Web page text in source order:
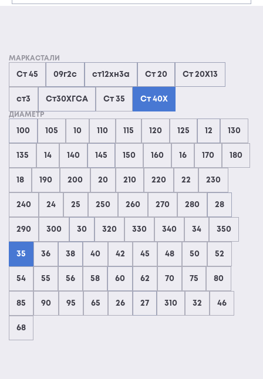
МАРКАСТАЛИ
Ст 45 09г2с ст12хн3а Ст 20 Ст 20Х13
ст3 Ст30ХГСА Ст 35 Ст 40Х
ДИАМЕТР
100 105 10 110 115 120 125 12 130
135 14 140 145 150 160 16 170 180
18 190 200 20 210 220 22 230
240 24 25 250 260 270 280 28
290 300 30 320 330 340 34 350
35 36 38 40 42 45 48 50 52
54 55 56 58 60 62 70 75 80
85 90 95 65 26 27 310 32 46
68